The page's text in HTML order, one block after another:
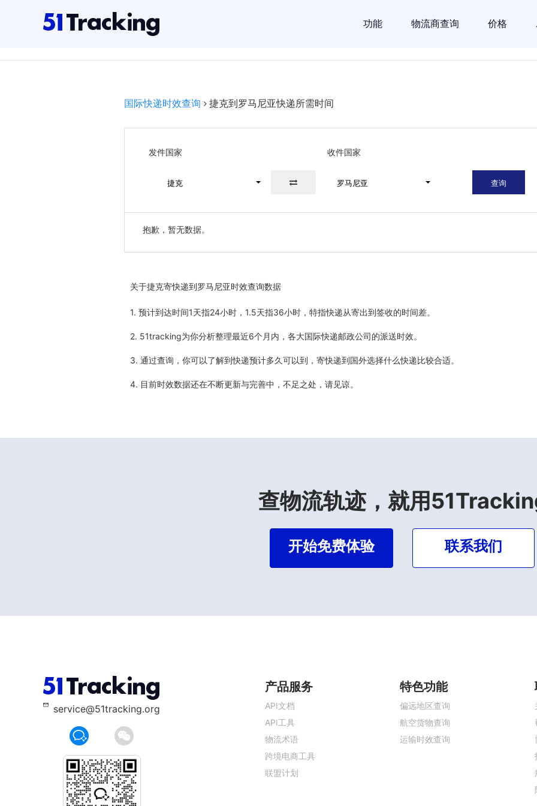
功能 物流商查询 价格
国际快递时效查询 捷克到罗马尼亚快递所需时间
发件国家 收件国家
捷克 罗马尼亚 查询
抱歉，暂无数据。
关于捷克寄快递到罗马尼亚时效查询数据
1. 预计到达时间1天指24小时，1.5天指36小时，特指快递从寄出到签收的时间差。
2. 51tracking为你分析整理最近6个月内，各大国际快递邮政公司的派送时效。
3. 通过查询，你可以了解到快递预计多久可以到，寄快递到国外选择什么快递比较合适。
4. 目前时效数据还在不断更新与完善中，不足之处，请见谅。
查物流轨迹，就用
开始免费体验 联系我们
service@51tracking.org
产品服务
API文档
API工具
物流术语
跨境电商工具
联盟计划
特色功能
偏远地区查询
航空货物查询
运输时效查询